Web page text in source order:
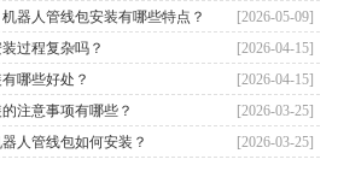
[2026-05-09]
器人管线包安装有哪些特点？
[2026-04-15]
过程复杂吗？
[2026-04-15]
哪些好处？
[2026-03-25]
注意事项有哪些？
[2026-03-25]
人管线包如何安装？